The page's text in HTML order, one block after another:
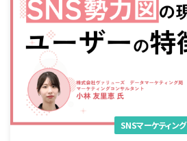
SNSマーケティング